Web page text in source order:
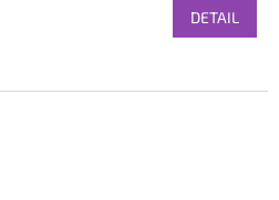
DETAIL